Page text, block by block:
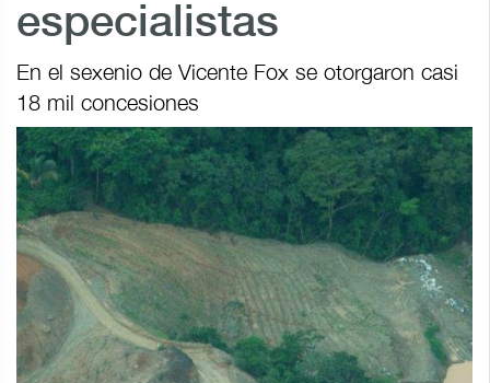
especialistas
En el sexenio de Vicente Fox se otorgaron casi
18 mil concesiones